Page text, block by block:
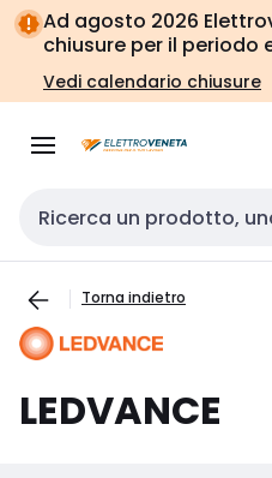
Vai alla
navigazione
Vai
alla
pagina
Ad agosto 2026
chiusure per il periodo
Vedi calendario chiusure
Cerca input
Torna indietro
LEDVANCE